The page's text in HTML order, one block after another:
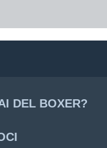
DEL BOXER?